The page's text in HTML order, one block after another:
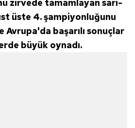
zirvede tamamlayan sarı-
üst üste 4. şampiyonluğunu
Avrupa'da başarılı sonuçlar
büyük oynadı.